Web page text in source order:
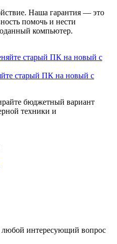
Наша гарантия — это
помочь и нести
компьютер.
старый ПК на новый с
бюджетный вариант
техники и
интересующий вопрос